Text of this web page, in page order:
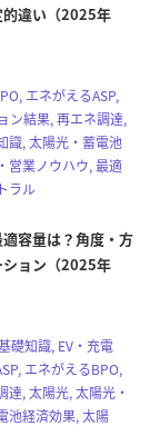
的違い（2025年
エネがえるASP,
ン結果, 再エネ調達,
識, 太陽光・蓄電池
営業ノウハウ, 最適
ラル
容量は？角度・方
ョン（2025年
礎知識, EV・充電
エネがえるBPO,
達, 太陽光, 太陽光・
池経済効果, 太陽